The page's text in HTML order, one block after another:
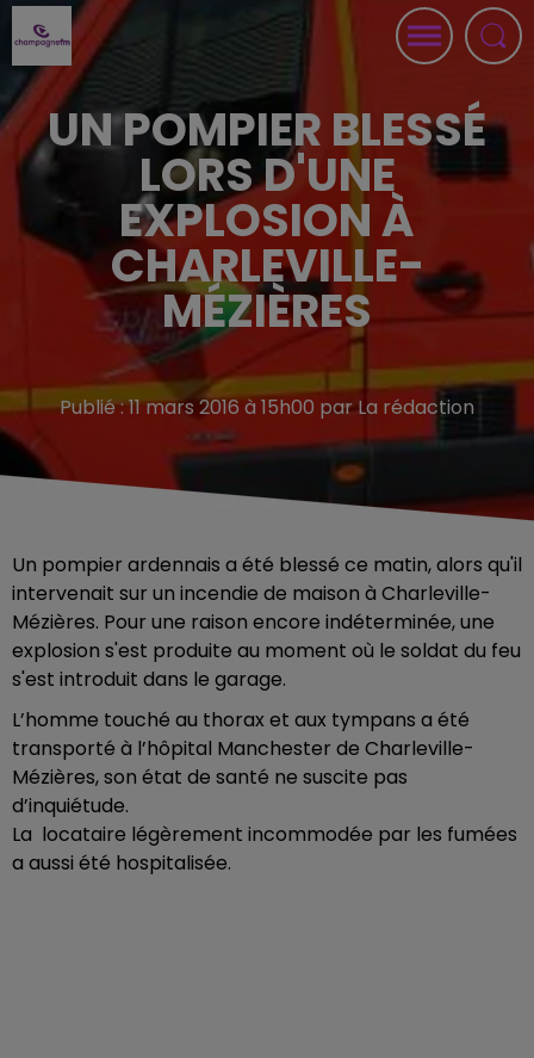
UN POMPIER BLESSÉ
LORS D'UNE
EXPLOSION À
CHARLEVILLE-
MÉZIÈRES
Publié : 11 mars 2016 à 15h00 par La rédaction
Un pompier ardennais a été blessé ce matin, alors qu'il
intervenait sur un incendie de maison à Charleville-
Mézières. Pour une raison encore indéterminée, une
explosion s'est produite au moment où le soldat du feu
s'est introduit dans le garage.
L’homme touché au thorax et aux tympans a été
transporté à l’hôpital Manchester de Charleville-
Mézières, son état de santé ne suscite pas
d’inquiétude.
La locataire légèrement incommodée par les fumées
a aussi été hospitalisée.